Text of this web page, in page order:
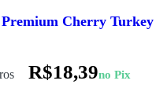
Cherry Turkey
R$18,39no Pix